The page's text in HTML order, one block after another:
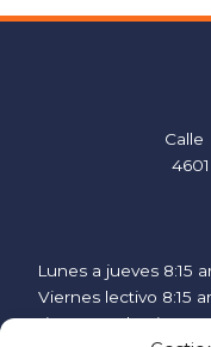
Calle
Lunes a jueves 8:15
Viernes lectivo 8:15
Viernes no lectivo 9